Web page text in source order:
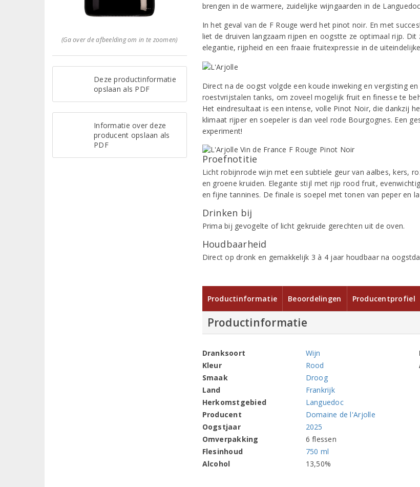
(Ga over de afbeelding om in te zoomen)
Deze productinformatie
opslaan als PDF
Informatie over deze
producent opslaan als
PDF
brengen in de warmere, zuidelijke wijngaarden in de
In het geval van de F Rouge werd het pinot noir. En met
liet de druiven langzaam rijpen en oogstte ze optimaal rijp. Dit
elegantie, rijpheid en een fraaie fruitexpressie in de
Direct na de oogst volgde een koude inweking en vergisting en
roestvrijstalen tanks, om zoveel mogelijk fruit en finesse te
Het eindresultaat is een intense, volle Pinot Noir, die dankzij
klimaat rijper en soepeler is dan veel rode Bourgognes. Een
experiment!
Proefnotitie
Licht robijnrode wijn met een subtiele geur van aalbes, kers,
en groene kruiden. Elegante stijl met rijp rood fruit,
en fijne tannines. De finale is soepel met tonen van peper en
Drinken bij
Prima bij gevogelte of licht gekruide gerechten uit de oven.
Houdbaarheid
Direct op dronk en gemakkelijk 3 à 4 jaar houdbaar na
Productinformatie Beoordelingen Producentprofiel
Productinformatie
Dranksoort
Wijn
Kleur
Rood
Smaak
Droog
Land
Frankrijk
Herkomstgebied
Languedoc
Producent
Domaine de l'Arjolle
Oogstjaar
2025
Omverpakking
6 flessen
Flesinhoud
750 ml
Alcohol
13,50%